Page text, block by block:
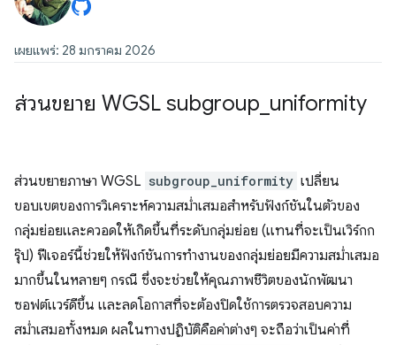
เผยแพร่: 28 มกราคม 2026
ส่วนขยาย WGSL subgroup uniformity
ส่วนขยายภาษา WGSL subgroup_uniformity เปลี่ยน
ขอบเขตของการวิเคราะห์ความสม่ำเสมอสำหรับฟังก์ชันในตัวของ
กลุ่มย่อยและควอดให้เกิดขึ้นที่ระดับกลุ่มย่อย (แทนที่จะเป็นเวิร์กก
รุ๊ป) ฟีเจอร์นี้ช่วยให้ฟังก์ชันการทำงานของกลุ่มย่อยมีความสม่ำเสมอ
มากขึ้นในหลายๆ กรณี ซึ่งจะช่วยให้คุณภาพชีวิตของนักพัฒนา
ซอฟต์แวร์ดีขึ้น และลดโอกาสที่จะต้องปิดใช้การตรวจสอบความ
สม่ำเสมอทั้งหมด ผลในทางปฏิบัติคือค่าต่างๆ จะถือว่าเป็นค่าที่